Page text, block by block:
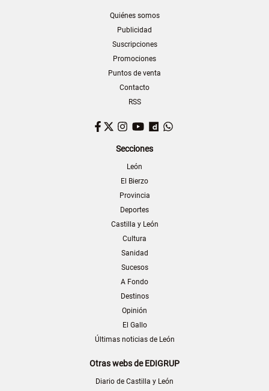
Quiénes somos
Publicidad
Suscripciones
Promociones
Puntos de venta
Contacto
RSS
Facebook
TwitterInstagram
YouTubeDailymotion
Secciones
León
El Bierzo
Provincia
Deportes
Castilla y León
Cultura
Sanidad
Sucesos
A Fondo
Destinos
Opinión
El Gallo
Últimas noticias de León
Otras webs de EDIGRUP
Diario de Castilla y León